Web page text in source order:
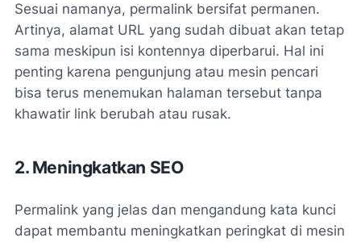
Sesuai namanya, permalink bersifat permanen.
Artinya, alamat URL yang sudah dibuat akan tetap
sama meskipun isi kontennya diperbarui. Hal ini
penting karena pengunjung atau mesin pencari
bisa terus menemukan halaman tersebut tanpa
khawatir link berubah atau rusak.
2. Meningkatkan SEO
Permalink yang jelas dan mengandung kata kunci
dapat membantu meningkatkan peringkat di mesin